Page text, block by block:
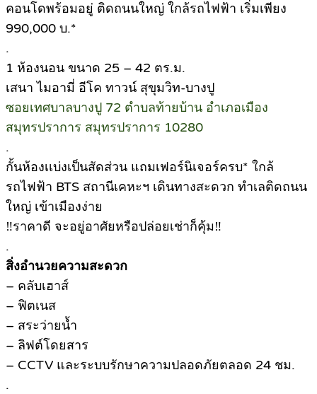
คอนโดพร้อมอยู่ ติดถนนใหญ่ ใกล้รถไฟฟ้า เริ่มเพียง
990,000 บ.*
.
1 ห้องนอน ขนาด 25 – 42 ตร.ม.
เสนา ไมอามี่ อีโค ทาวน์ สุขุมวิท-บางปู
ซอยเทศบาลบางปู 72 ตำบลท้ายบ้าน อำเภอเมือง
สมุทรปราการ สมุทรปราการ 10280
.
กั้นห้องเเบ่งเป็นสัดส่วน แถมเฟอร์นิเจอร์ครบ* ใกล้
รถไฟฟ้า BTS สถานีเคหะฯ เดินทางสะดวก ทำเลติดถนน
ใหญ่ เข้าเมืองง่าย
‼ราคาดี จะอยู่อาศัยหรือปล่อยเช่าก็คุ้ม‼
.
สิ่งอำนวยความสะดวก
– คลับเฮาส์
– ฟิตเนส
– สระว่ายน้ำ
– ลิฟต์โดยสาร
– CCTV และระบบรักษาความปลอดภัยตลอด 24 ชม.
.